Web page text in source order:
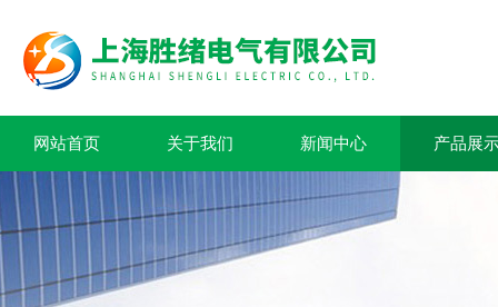
网站首页 关于我们 新闻中心 产品展